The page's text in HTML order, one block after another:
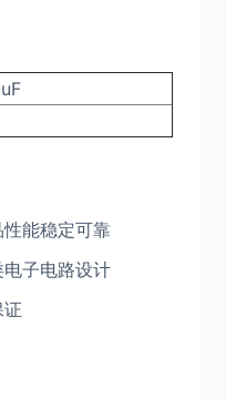
能稳定可靠
子电路设计